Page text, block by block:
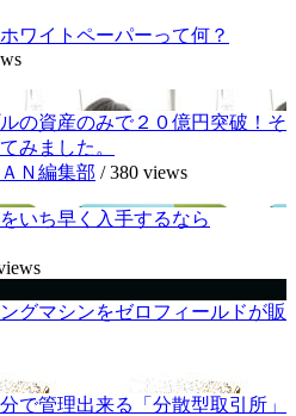
ワイトペーパーって何？
の資産のみで２０億円突破！そ
みました。
Ｎ編集部 /380 views
いち早く入手するなら
グマシンをゼロフィールドが販
で管理出来る「分散型取引所」